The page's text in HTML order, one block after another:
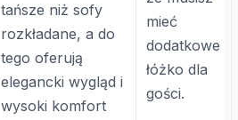
tańsze niż sofy
rozkładane, a do
tego oferują
elegancki wygląd i
wysoki komfort
mieć
dodatkowe
łóżko dla
gości.